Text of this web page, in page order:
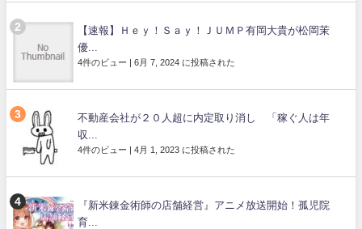
【速報】Ｈｅｙ！Ｓａｙ！ＪＵＭＰ有岡大貴が松岡茉
優...
4件のビュー | 6月 7, 2024 に投稿された
不動産会社が２０人超に内定取り消し 「稼ぐ人は年
収...
4件のビュー | 4月 1, 2023 に投稿された
『新米錬金術師の店舗経営』アニメ放送開始！孤児院
育...